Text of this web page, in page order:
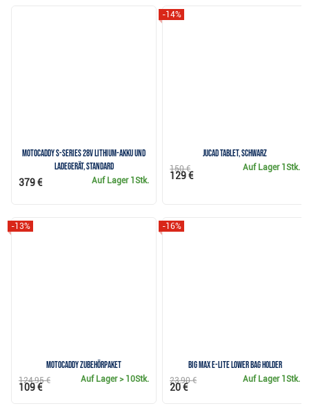
Motocaddy S-Series 28V Lithium-Akku und
Ladegerät, Standard
Auf Lager 1Stk.
379 €
JuCad Tablet, schwarz
-14%
Auf Lager 1Stk.
150 €
129 €
Motocaddy Zubehörpaket
-13%
Auf Lager> 10Stk.
124,95 €
109 €
Big Max e-Lite Lower Bag Holder
-16%
Auf Lager 1Stk.
23,90 €
20 €